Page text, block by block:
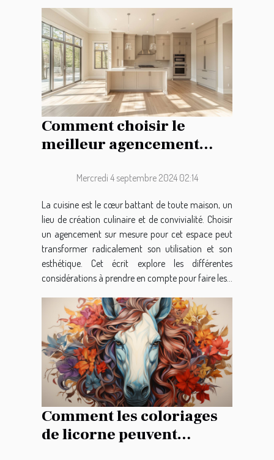
Comment choisir le
meilleur agencement
mesureMercredi 4 septembre 2024 02:14
La cuisine est le cœur battant de toute maison, un
lieu de création culinaire et de convivialité. Choisir
un agencement sur mesure pour cet espace peut
transformer radicalement son utilisation et son
esthétique. Cet écrit explore les différentes
considérations à prendre en compte pour faire les...
Comment les coloriages
de licorne peuvent